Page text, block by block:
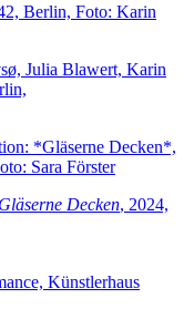
Julia Blawert, Karin
Gläserne Decken, 2024,